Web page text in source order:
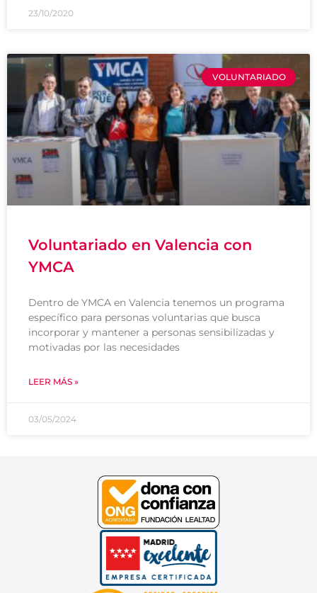
23/10/2020
VOLUNTARIADO
Voluntariado en Valencia con
YMCA
Dentro de YMCA en Valencia tenemos un programa
específico para personas voluntarias que busca
incorporar y mantener a personas sensibilizadas y
motivadas por las necesidades
LEER MÁS »
03/05/2024